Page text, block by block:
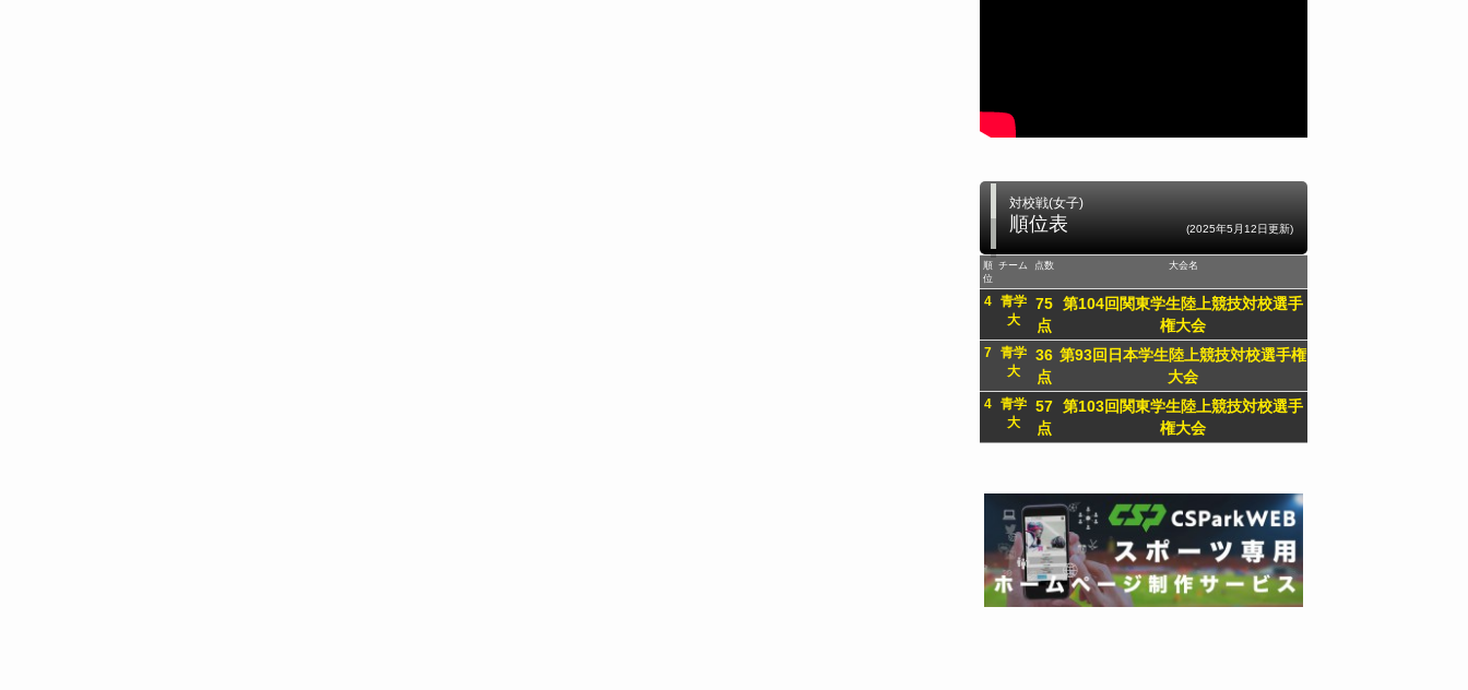
対校戦(女子)
順位表 (2025年5月12日更新)
順
位
チーム 点数 大会名
4 青学
大
75
点
第104回関東学生陸上競技対校選手
権大会
7 青学
大
36
点
第93回日本学生陸上競技対校選手権
大会
4 青学
大
57
点
第103回関東学生陸上競技対校選手
権大会